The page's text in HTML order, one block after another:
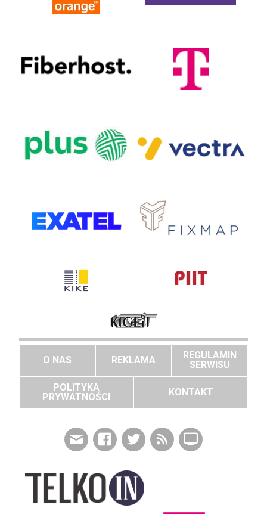
O NAS REKLAMA
REGULAMIN
SERWISU
POLITYKA
PRYWATNOŚCI
KONTAKT